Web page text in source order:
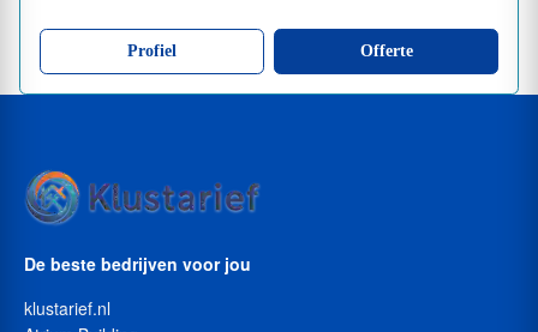
Profiel Offerte
De beste bedrijven voor jou
klustarief.nl